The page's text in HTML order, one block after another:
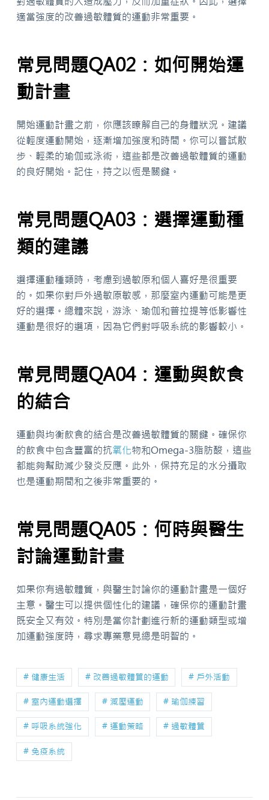
適當強度的改善過敏體質的運動非常重要。
常見問題QA02：如何開始運
動計畫
開始運動計畫之前，你應該瞭解自己的身體狀況。建議
從輕度運動開始，逐漸增加強度和時間。你可以嘗試散
步、輕柔的瑜伽或泳術，這些都是改善過敏體質的運動
的良好開始。記住，持之以恆是關鍵。
常見問題QA03：選擇運動種
類的建議
選擇運動種類時，考慮到過敏原和個人喜好是很重要
的。如果你對戶外過敏原敏感，那麼室內運動可能是更
好的選擇。總體來說，游泳、瑜伽和普拉提等低影響性
運動是很好的選項，因為它們對呼吸系統的影響較小。
常見問題QA04：運動與飲食
的結合
運動與均衡飲食的結合是改善過敏體質的關鍵。確保你
的飲食中包含豐富的抗氧化物和Omega-3脂肪酸，這些
都能夠幫助減少發炎反應。此外，保持充足的水分攝取
也是運動期間和之後非常重要的。
常見問題QA05：何時與醫生
討論運動計畫
如果你有過敏體質，與醫生討論你的運動計畫是一個好
主意。醫生可以提供個性化的建議，確保你的運動計畫
既安全又有效。特別是當你計劃進行新的運動類型或增
加運動強度時，尋求專業意見總是明智的。
# 健康生活 # 改善過敏體質的運動 # 戶外活動
# 室內運動選擇 # 減壓運動 # 瑜伽練習
# 呼吸系統強化 # 運動策略 # 過敏體質
# 免疫系統